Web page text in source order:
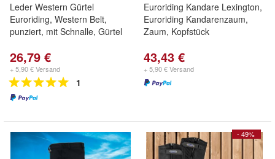
Leder Western Gürtel
Euroriding, Western Belt,
punziert, mit Schnalle, Gürtel
26,79 €
+ 5,90 € Versand
1
Euroriding Kandare Lexington,
Euroriding Kandarenzaum,
Zaum, Kopfstück
43,43 €
+ 5,90 € Versand
- 49%